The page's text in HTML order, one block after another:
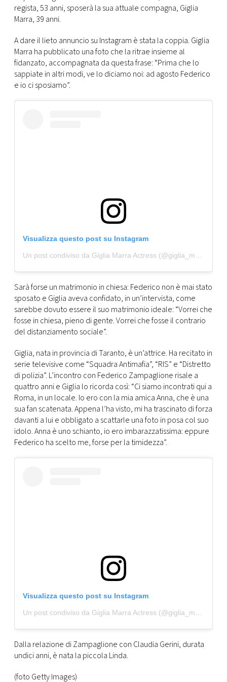
CONSIGLIA
regista, 53 anni, sposerà la sua attuale compagna, Giglia
Marra, 39 anni.
A dare il lieto annuncio su Instagram è stata la coppia. Giglia
Marra ha pubblicato una foto che la ritrae insieme al
fidanzato, accompagnata da questa frase: “Prima che lo
sappiate in altri modi, ve lo diciamo noi: ad agosto Federico
e io ci sposiamo”.
Visualizza questo post su Instagram
Un post condiviso da Giglia Marra Actress (@giglia_marra_)
Sarà forse un matrimonio in chiesa: Federico non è mai stato
sposato e Giglia aveva confidato, in un’intervista, come
sarebbe dovuto essere il suo matrimonio ideale: “Vorrei che
fosse in chiesa, pieno di gente. Vorrei che fosse il contrario
del distanziamento sociale”.
Giglia, nata in provincia di Taranto, è un’attrice. Ha recitato in
serie televisive come “Squadra Antimafia”, “RIS” e “Distretto
di polizia”. L’incontro con Federico Zampaglione risale a
quattro anni e Giglia lo ricorda così: “Ci siamo incontrati qui a
Roma, in un locale. Io ero con la mia amica Anna, che è una
sua fan scatenata. Appena l’ha visto, mi ha trascinato di forza
davanti a lui e obbligato a scattarle una foto in posa col suo
idolo. Anna è uno schianto, io ero imbarazzatissima: eppure
Federico ha scelto me, forse per la timidezza”.
Visualizza questo post su Instagram
Un post condiviso da Giglia Marra Actress (@giglia_marra_)
Dalla relazione di Zampaglione con Claudia Gerini, durata
undici anni, è nata la piccola Linda.
(foto Getty Images)